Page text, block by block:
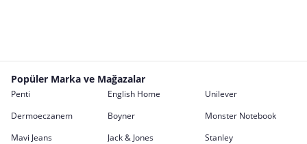
Popüler Marka ve Mağazalar
Penti English Home
Unilever
Dermoeczanem
Boyner
Monster Notebook
Mavi Jeans
Jack & Jones
Stanley